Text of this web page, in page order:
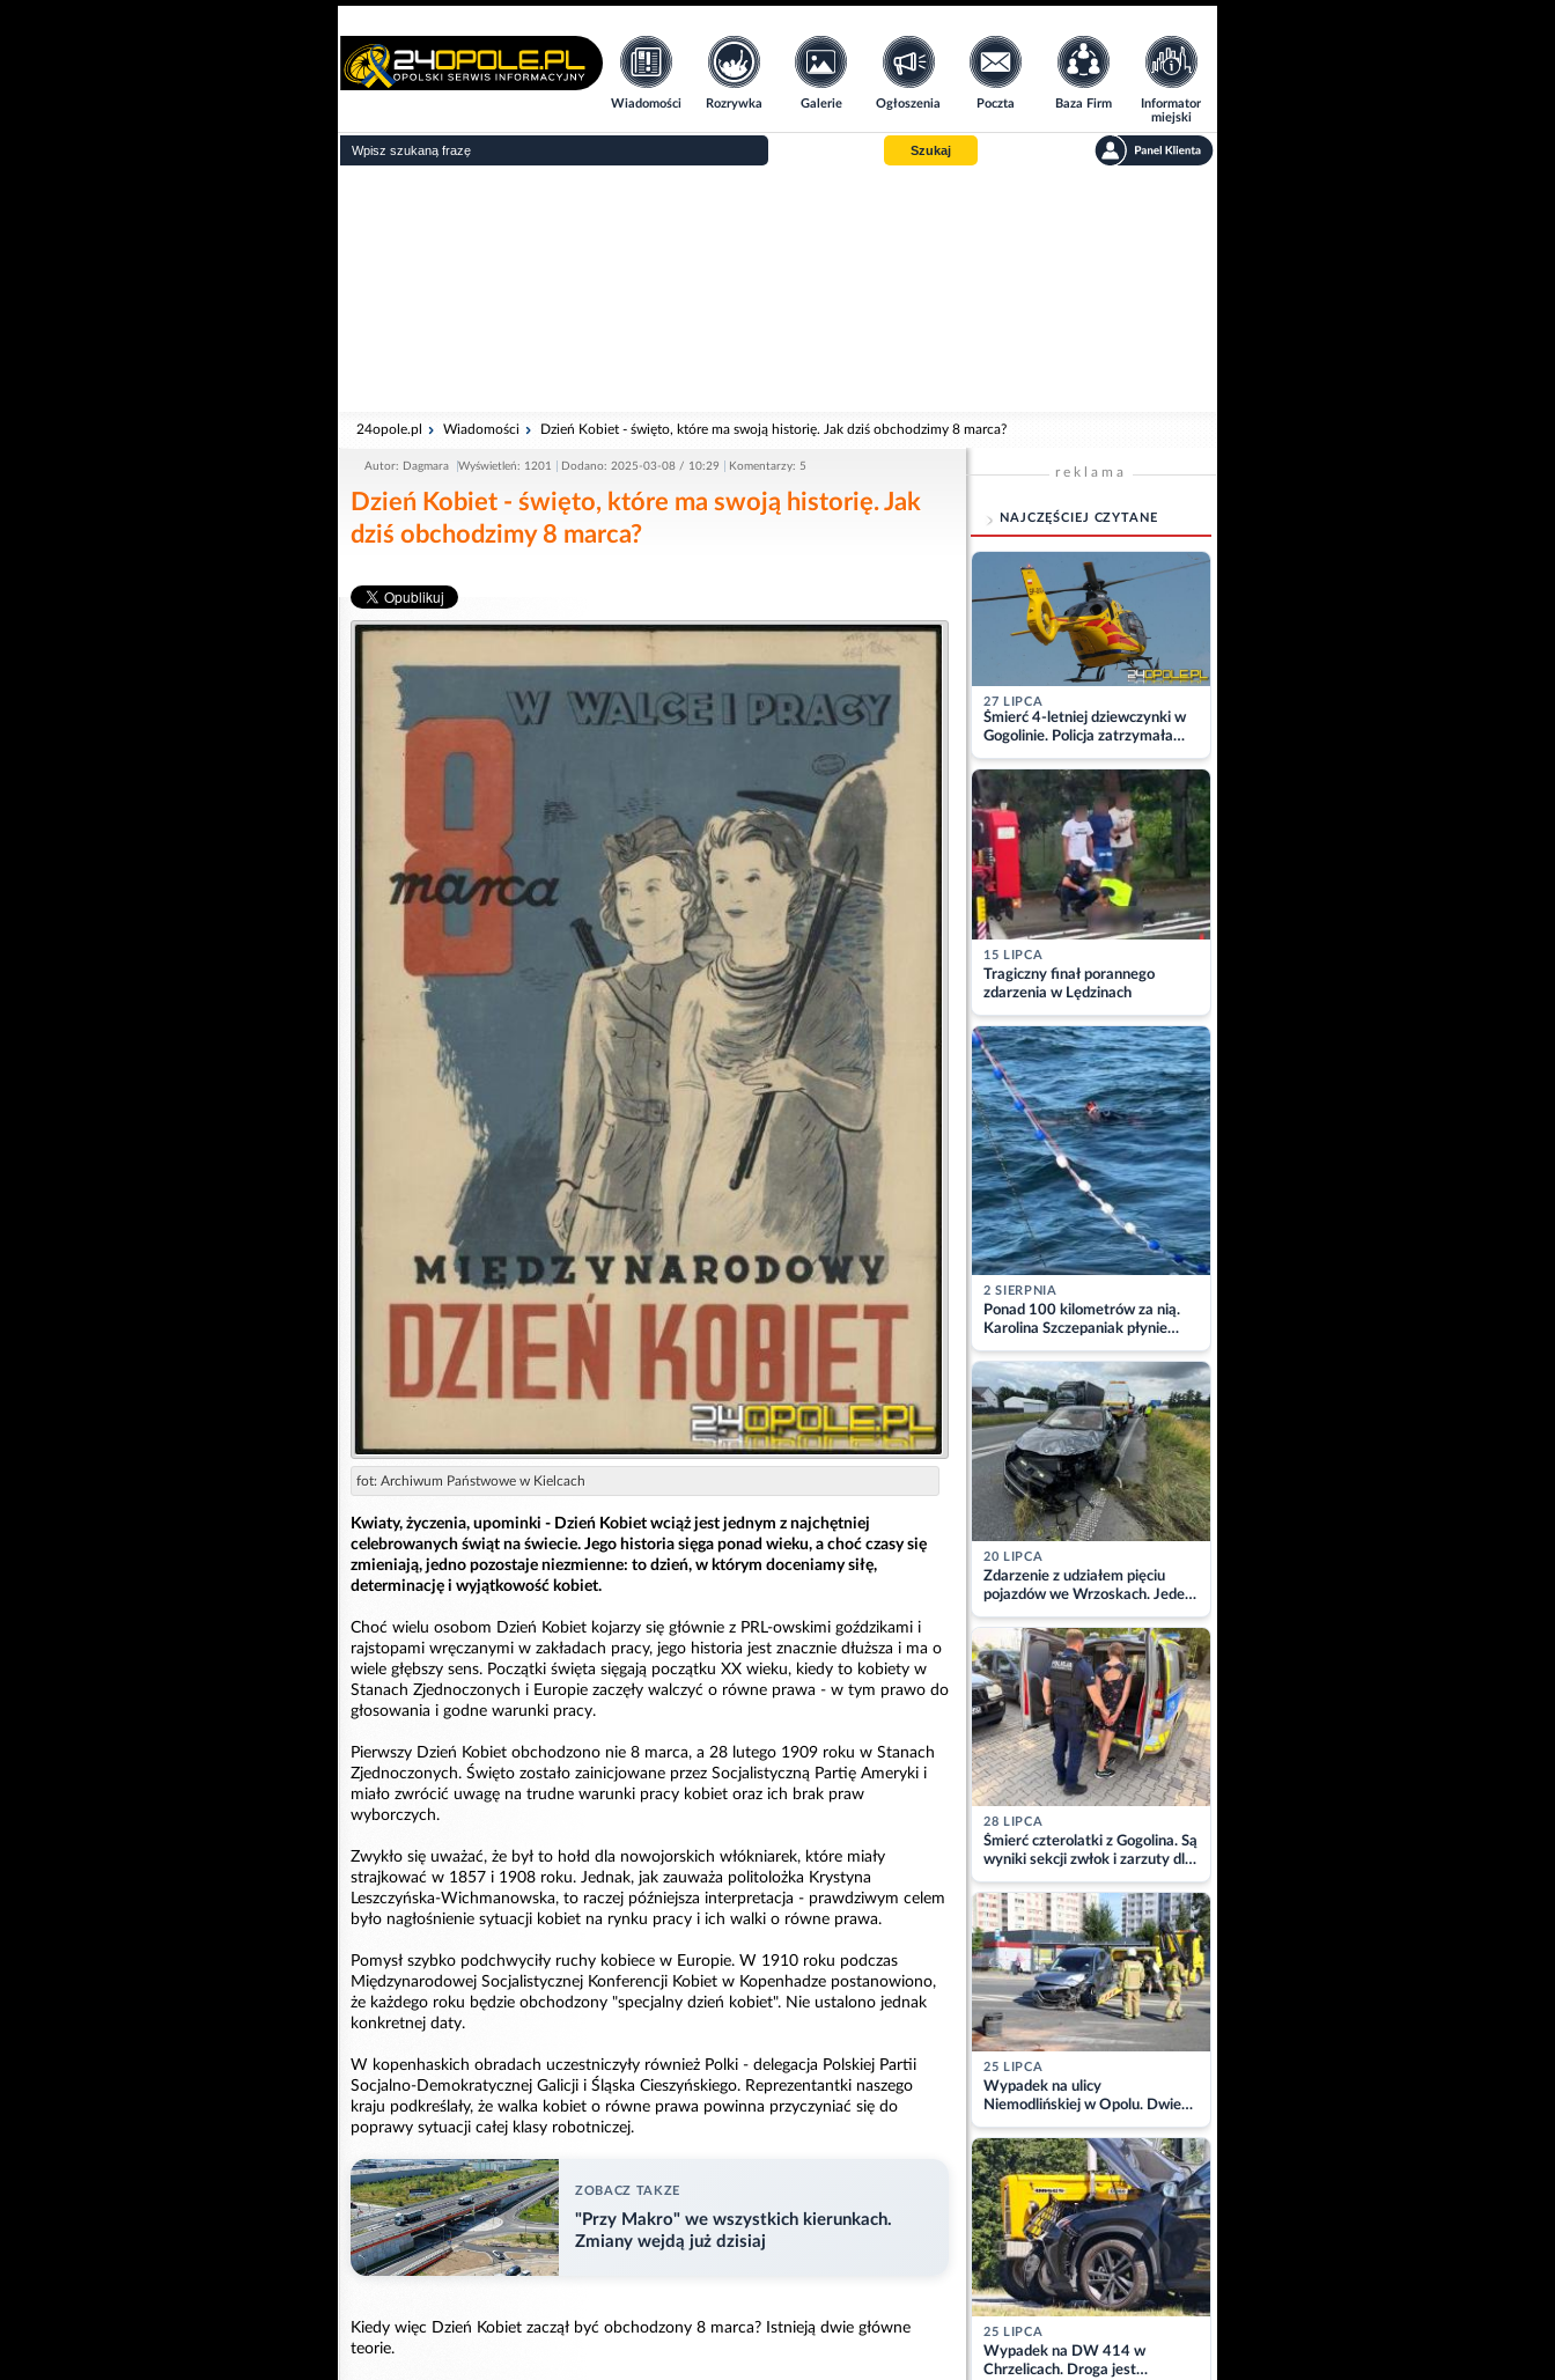
Wiadomości Rozrywka Galerie Ogłoszenia Poczta Baza Firm
Informator
miejski
Szukaj
24opole.pl Wiadomości Dzień Kobiet - święto, które ma swoją historię. Jak dziś obchodzimy 8 marca?
Autor: Dagmara Wyświetleń: 1201 Dodano: 2025-03-08 / 10:29 Komentarzy: 5
Dzień Kobiet - święto, które ma swoją historię. Jak
dziś obchodzimy 8 marca?
fot: Archiwum Państwowe w Kielcach
Kwiaty, życzenia, upominki - Dzień Kobiet wciąż jest jednym z najchętniej
celebrowanych świąt na świecie. Jego historia sięga ponad wieku, a choć czasy się
zmieniają, jedno pozostaje niezmienne: to dzień, w którym doceniamy siłę,
determinację i wyjątkowość kobiet.
Choć wielu osobom Dzień Kobiet kojarzy się głównie z PRL-owskimi goździkami i
rajstopami wręczanymi w zakładach pracy, jego historia jest znacznie dłuższa i ma o
wiele głębszy sens. Początki święta sięgają początku XX wieku, kiedy to kobiety w
Stanach Zjednoczonych i Europie zaczęły walczyć o równe prawa - w tym prawo do
głosowania i godne warunki pracy.
Pierwszy Dzień Kobiet obchodzono nie 8 marca, a 28 lutego 1909 roku w Stanach
Zjednoczonych. Święto zostało zainicjowane przez Socjalistyczną Partię Ameryki i
miało zwrócić uwagę na trudne warunki pracy kobiet oraz ich brak praw
wyborczych.
Zwykło się uważać, że był to hołd dla nowojorskich włókniarek, które miały
strajkować w 1857 i 1908 roku. Jednak, jak zauważa politolożka Krystyna
Leszczyńska-Wichmanowska, to raczej późniejsza interpretacja - prawdziwym celem
było nagłośnienie sytuacji kobiet na rynku pracy i ich walki o równe prawa.
Pomysł szybko podchwyciły ruchy kobiece w Europie. W 1910 roku podczas
Międzynarodowej Socjalistycznej Konferencji Kobiet w Kopenhadze postanowiono,
że każdego roku będzie obchodzony "specjalny dzień kobiet". Nie ustalono jednak
konkretnej daty.
W kopenhaskich obradach uczestniczyły również Polki - delegacja Polskiej Partii
Socjalno-Demokratycznej Galicji i Śląska Cieszyńskiego. Reprezentantki naszego
kraju podkreślały, że walka kobiet o równe prawa powinna przyczyniać się do
poprawy sytuacji całej klasy robotniczej.
ZOBACZ TAKZE
"Przy Makro" we wszystkich kierunkach.
Zmiany wejdą już dzisiaj
Kiedy więc Dzień Kobiet zaczął być obchodzony 8 marca? Istnieją dwie główne
teorie.
reklama
NAJCZĘŚCIEJ CZYTANE
27 LIPCA
Śmierć 4-letniej dziewczynki w
Gogolinie. Policja zatrzymała
matkę
15 LIPCA
Tragiczny finał porannego
zdarzenia w Lędzinach
2 SIERPNIA
Ponad 100 kilometrów za nią.
Karolina Szczepaniak płynie
przez Bałtyk dla Piotra.
Aktualizacja
20 LIPCA
Zdarzenie z udziałem pięciu
pojazdów we Wrzoskach. Jeden
z kierowców zabrany w
kajdankach
28 LIPCA
Śmierć czterolatki z Gogolina. Są
wyniki sekcji zwłok i zarzuty dla
matki
25 LIPCA
Wypadek na ulicy
Niemodlińskiej w Opolu. Dwie
osoby w szpitalu
25 LIPCA
Wypadek na DW 414 w
Chrzelicach. Droga jest